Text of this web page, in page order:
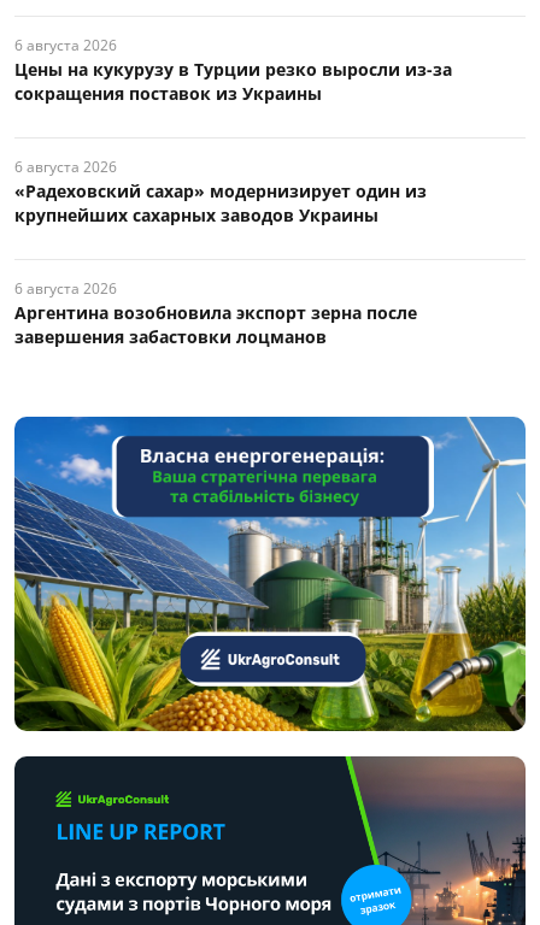
6 августа 2026
Цены на кукурузу в Турции резко выросли из-за
сокращения поставок из Украины
6 августа 2026
«Радеховский сахар» модернизирует один из
крупнейших сахарных заводов Украины
6 августа 2026
Аргентина возобновила экспорт зерна после
завершения забастовки лоцманов